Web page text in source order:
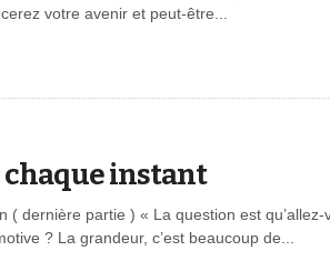
votre avenir et peut-être...
chaque instant
( dernière partie ) « La question est
? La grandeur, c’est beaucoup de...